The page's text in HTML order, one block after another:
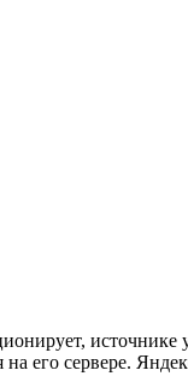
источнике
его сервере.